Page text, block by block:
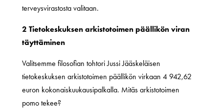
terveysvirastosta valitaan.
2 Tietokeskuksen arkistotoimen päällikön viran
täyttäminen
Valitsemme filosofian tohtori Jussi Jääskeläisen
tietokeskuksen arkistotoimen päällikön virkaan 4 942,62
euron kokonaiskuukausipalkalla. Mitäs arkistotoimen
pomo tekee?